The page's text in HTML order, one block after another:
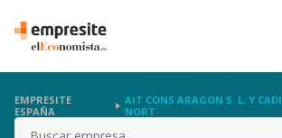
EMPRESITE
ESPAÑA
AIT CONS ARAGON S. L. Y
NORT
Buscar